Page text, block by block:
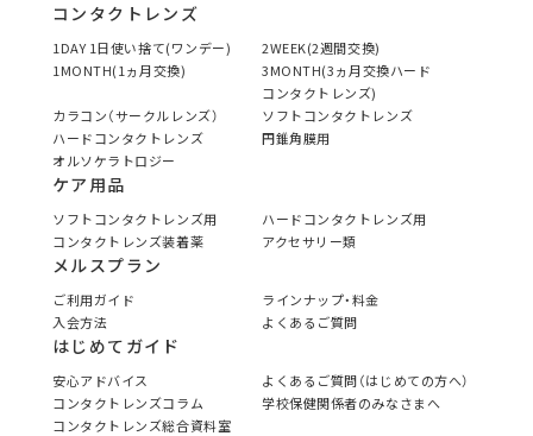
コンタクトレンズ
1DAY 1日使い捨て(ワンデー)
2WEEK(2週間交換)
1MONTH(1ヵ月交換)
3MONTH(3ヵ月交換ハード
コンタクトレンズ)
カラコン（サークルレンズ）
ソフトコンタクトレンズ
ハードコンタクトレンズ
円錐角膜用
オルソケラトロジー
ケア用品
ソフトコンタクトレンズ用
ハードコンタクトレンズ用
コンタクトレンズ装着薬
アクセサリー類
メルスプラン
ご利用ガイド
ラインナップ・料金
入会方法
よくあるご質問
はじめてガイド
安心アドバイス
よくあるご質問（はじめての方へ）
コンタクトレンズコラム
学校保健関係者のみなさまへ
コンタクトレンズ総合資料室